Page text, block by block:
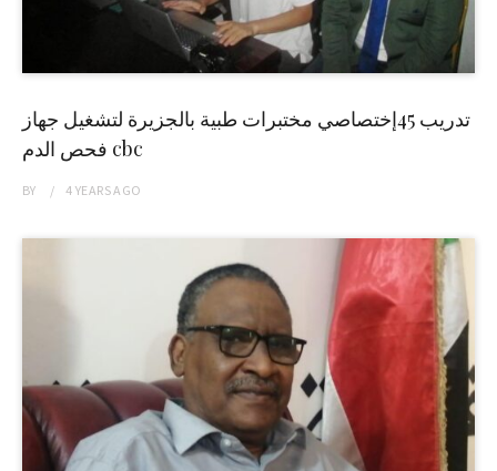
تدريب 45إختصاصي مختبرات طبية بالجزيرة لتشغيل جهاز
فحص الدم cbc
BY 4 YEARSAGO